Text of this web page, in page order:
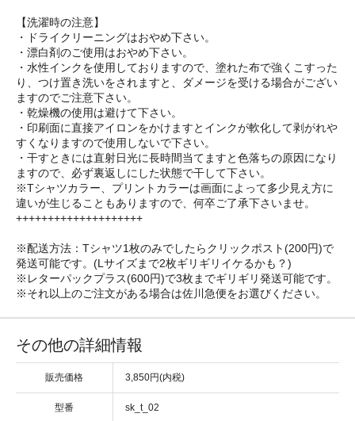
【洗濯時の注意】
・ドライクリーニングはおやめ下さい。
・漂白剤のご使用はおやめ下さい。
・水性インクを使用しておりますので、塗れた布で強くこすった
り、つけ置き洗いをされますと、ダメージを受ける場合がござい
ますのでご注意下さい。
・乾燥機の使用は避けて下さい。
・印刷面に直接アイロンをかけますとインクが軟化して剥がれや
すくなりますので使用しないで下さい。
・干すときには直射日光に長時間当てますと色落ちの原因になり
ますので、必ず裏返しにした状態で干して下さい。
※Tシャツカラー、プリントカラーは画面によって多少見え方に
違いが生じることもありますので、何卒ご了承下さいませ。
++++++++++++++++++++
※配送方法：Tシャツ1枚のみでしたらクリックポスト(200円)で
発送可能です。(Lサイズまで2枚ギリギリイケるかも？)
※レターパックプラス(600円)で3枚までギリギリ発送可能です。
※それ以上のご注文がある場合は佐川急便をお選びください。
その他の詳細情報
販売価格 3,850円(内税)
型番 sk_t_02